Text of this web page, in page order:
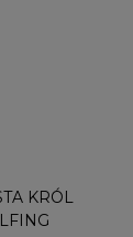
KRÓL